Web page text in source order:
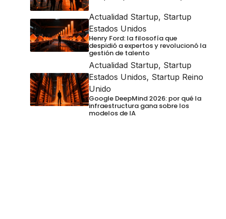
Actualidad Startup, Startup
Estados Unidos
Henry Ford: la filosofía que
despidió a expertos y revolucionó la
gestión de talento
Actualidad Startup, Startup
Estados Unidos, Startup Reino
Unido
Google DeepMind 2026: por qué la
infraestructura gana sobre los
modelos de IA